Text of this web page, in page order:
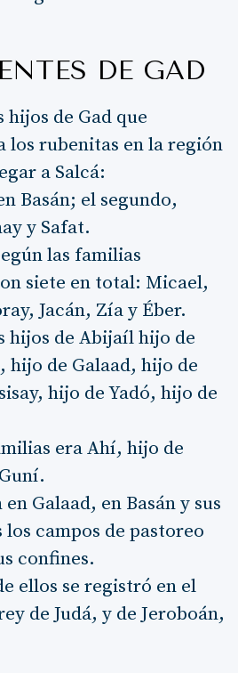
DE GAD
hijos de Gad que
los rubenitas en la región
a Salcá:
Basán; el segundo,
y Safat.
las familias
siete en total: Micael,
Jacán, Zía y Éber.
hijos de Abijaíl hijo de
hijo de Galaad, hijo de
hijo de Yadó, hijo de
era Ahí, hijo de
Galaad, en Basán y sus
los campos de pastoreo
confines.
ellos se registró en el
de Judá, y de Jeroboán,